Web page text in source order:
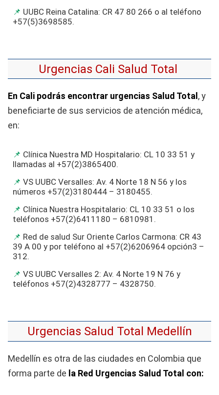
UUBC Reina Catalina: CR 47 80 266 o al teléfono
+57(5)3698585.
Urgencias Cali Salud Total
En Cali podrás encontrar urgencias Salud Total , y
beneficiarte de sus servicios de atención médica,
en:
Clínica Nuestra MD Hospitalario: CL 10 33 51 y
llamadas al +57(2)3865400.
VS UUBC Versalles: Av. 4 Norte 18 N 56 y los
números +57(2)3180444 – 3180455.
Clínica Nuestra Hospitalario: CL 10 33 51 o los
teléfonos +57(2)6411180 – 6810981.
Red de salud Sur Oriente Carlos Carmona: CR 43
39 A 00 y por teléfono al +57(2)6206964 opción3 –
312.
VS UUBC Versalles 2: Av. 4 Norte 19 N 76 y
teléfonos +57(2)4328777 – 4328750.
Urgencias Salud Total Medellín
Medellín es otra de las ciudades en Colombia que
forma parte de la Red Urgencias Salud Total con: